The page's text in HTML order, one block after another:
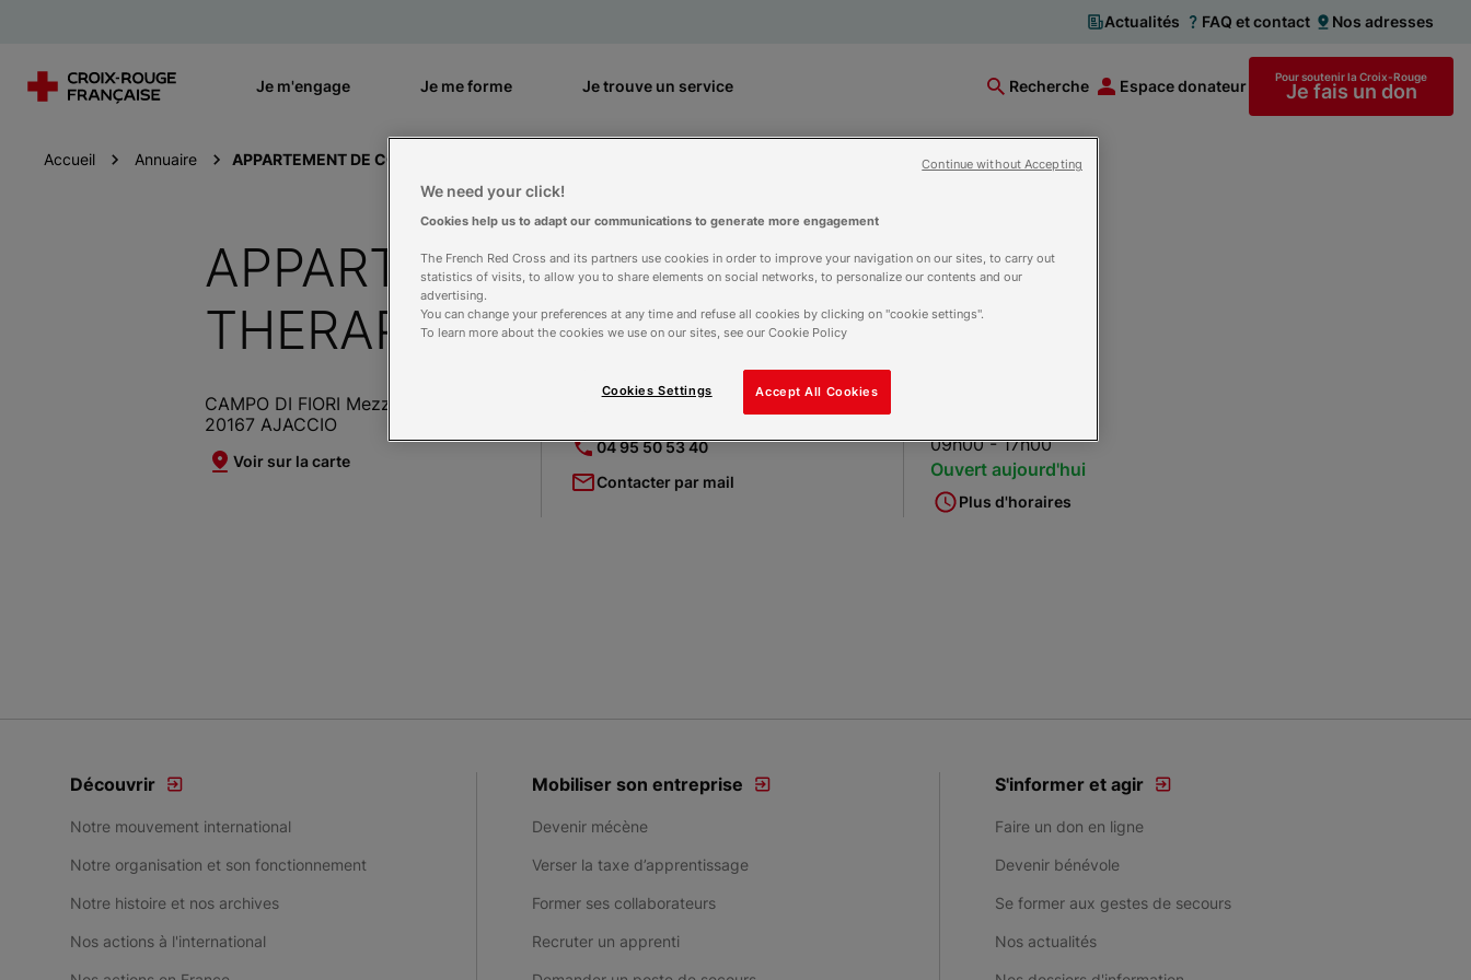
Actualités FAQ et contact Nos adresses
Je m'engage Je me forme Je trouve un service Recherche Espace donateur Pour soutenir la Croix-Rouge
Je fais un don
Accueil Annuaire APPARTEMENT DE COORDINATION THERAPEUTIQUE CAMPA...
APPARTEMENT DE COORDINATION
THERAPEUTIQUE CAMPA QUI
CAMPO DI FIORI Mezzavia
20167 AJACCIO
Voir sur la carte
04 95 50 53 40
Contacter par mail
09h00 - 17h00
Ouvert aujourd'hui
Plus d'horaires
Découvrir
Notre mouvement international
Notre organisation et son fonctionnement
Notre histoire et nos archives
Nos actions à l'international
Mobiliser son entreprise
Devenir mécène
Verser la taxe d’apprentissage
Former ses collaborateurs
Recruter un apprenti
S'informer et agir
Faire un don en ligne
Devenir bénévole
Se former aux gestes de secours
Nos actualités
We need your click!
Cookies help us to adapt our communications to generate more engagement
The French Red Cross and its partners use cookies in order to improve your navigation on our sites, to carry out
statistics of visits, to allow you to share elements on social networks, to personalize our contents and our
advertising.
You can change your preferences at any time and refuse all cookies by clicking on "cookie settings".
To learn more about the cookies we use on our sites, see our Cookie Policy
Accept All Cookies
Cookies Settings
Continue without Accepting